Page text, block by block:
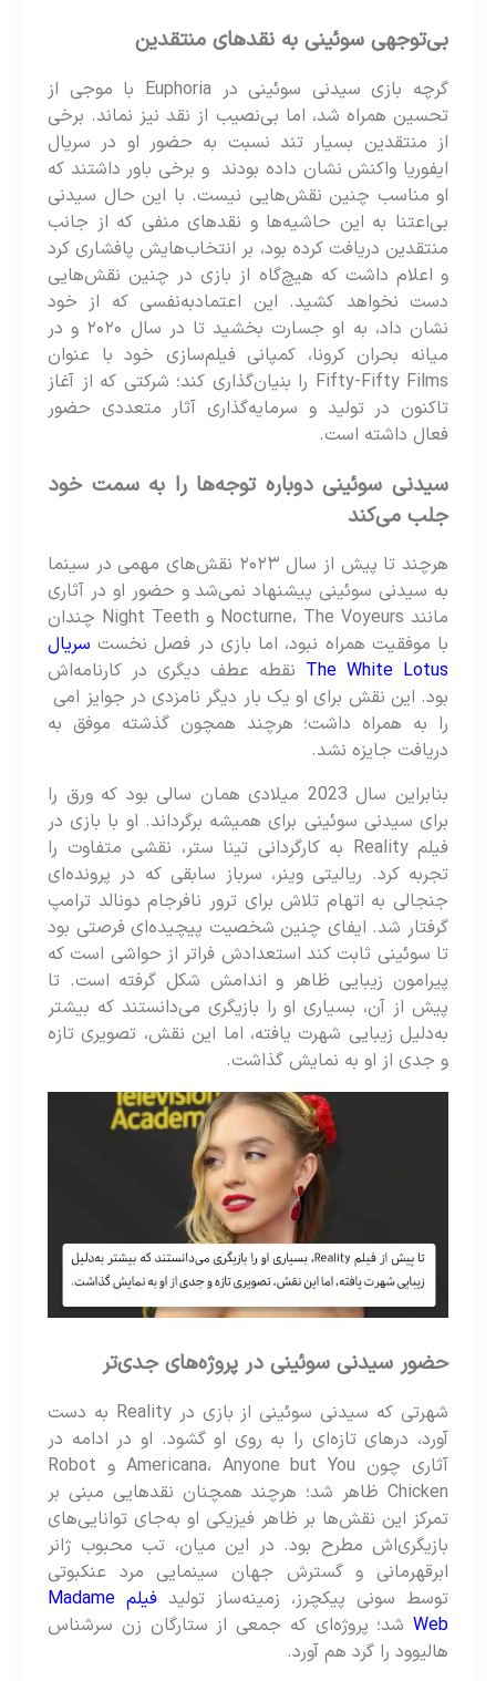
بی‌توجهی سوئینی به نقدهای منتقدین
گرچه بازی سیدنی سوئینی در Euphoria با موجی از
تحسین همراه شد، اما بی‌نصیب از نقد نیز نماند. برخی
از منتقدین بسیار تند نسبت به حضور او در سریال
ایفوریا واکنش نشان داده بودند و برخی باور داشتند که
او مناسب چنین نقش‌هایی نیست. با این حال سیدنی
بی‌اعتنا به این حاشیه‌ها و نقدهای منفی که از جانب
منتقدین دریافت کرده بود، بر انتخاب‌هایش پافشاری کرد
و اعلام داشت که هیچ‌گاه از بازی در چنین نقش‌هایی
دست نخواهد کشید. این اعتمادبه‌نفسی که از خود
نشان داد، به او جسارت بخشید تا در سال ۲۰۲۰ و در
میانه بحران کرونا، کمپانی فیلم‌سازی خود با عنوان
Fifty-Fifty Films را بنیان‌گذاری کند؛ شرکتی که از آغاز
تاکنون در تولید و سرمایه‌گذاری آثار متعددی حضور
فعال داشته است.
سیدنی سوئینی دوباره توجه‌ها را به سمت خود
جلب می‌کند
هرچند تا پیش از سال ۲۰۲۳ نقش‌های مهمی در سینما
به سیدنی سوئینی پیشنهاد نمی‌شد و حضور او در آثاری
مانند Nocturne، The Voyeurs و Night Teeth چندان
با موفقیت همراه نبود، اما بازی در فصل نخستسریال
The White Lotusنقطه عطف دیگری در کارنامه‌اش
بود. این نقش برای او یک بار دیگر نامزدی در جوایز امی
را به همراه داشت؛ هرچند همچون گذشته موفق به
دریافت جایزه نشد.
بنابراین سال 2023 میلادی همان سالی بود که ورق را
برای سیدنی سوئینی برای همیشه برگرداند. او با بازی در
فیلم Reality به کارگردانی تینا ستر، نقشی متفاوت را
تجربه کرد. ریالیتی وینر، سرباز سابقی که در پرونده‌ای
جنجالی به اتهام تلاش برای ترور نافرجام دونالد ترامپ
گرفتار شد. ایفای چنین شخصیت پیچیده‌ای فرصتی بود
تا سوئینی ثابت کند استعدادش فراتر از حواشی است که
پیرامون زیبایی ظاهر و اندامش شکل گرفته است. تا
پیش از آن، بسیاری او را بازیگری می‌دانستند که بیشتر
به‌دلیل زیبایی شهرت یافته، اما این نقش، تصویری تازه
و جدی از او به نمایش گذاشت.
حضور سیدنی سوئینی در پروژه‌های جدی‌تر
شهرتی که سیدنی سوئینی از بازی در Reality به دست
آورد، درهای تازه‌ای را به روی او گشود. او در ادامه در
آثاری چون Americana، Anyone but You و Robot
Chicken ظاهر شد؛ هرچند همچنان نقدهایی مبنی بر
تمرکز این نقش‌ها بر ظاهر فیزیکی او به‌جای توانایی‌های
بازیگری‌اش مطرح بود. در این میان، تب محبوب ژانر
ابرقهرمانی و گسترش جهان سینمایی مرد عنکبوتی
توسط سونی پیکچرز، زمینه‌ساز تولید
فیلم Madame
شد؛ پروژه‌ای که جمعی از ستارگان زن سرشناس
هالیوود را گرد هم آورد.